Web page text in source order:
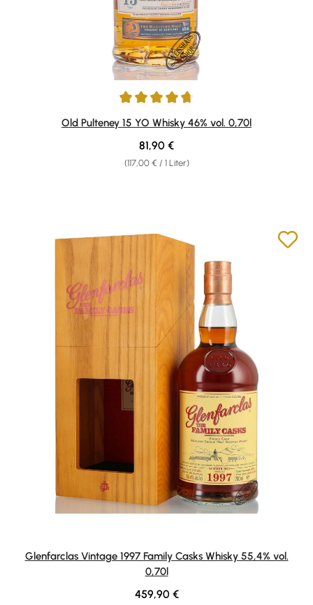
Durchschnittliche Bewertung von 4.8 von 5 Sternen
Old Pulteney 15 YO Whisky 46% vol. 0,70l
(117,00 € / 1 Liter)
Regulärer Preis:
81,90 €
Glenfarclas Vintage 1997 Family Casks Whisky 55,4% vol.
0,70l
Regulärer Preis:
459,90 €